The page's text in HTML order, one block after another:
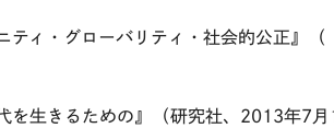
ィ・グローバリティ・社会的公正』（
生きるための』（研究社、2013年7月